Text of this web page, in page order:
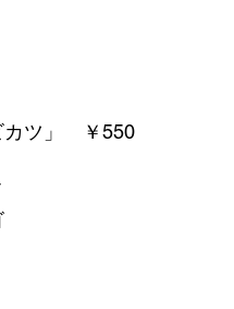
ツ」　￥550